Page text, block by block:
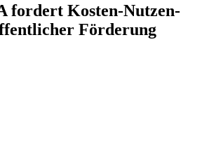
fordert Kosten-Nutzen-
Förderung